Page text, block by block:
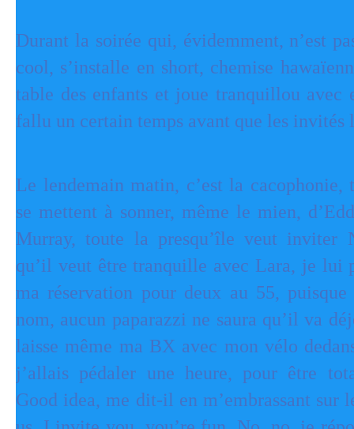
Durant la soirée qui, évidemment, n’est
cool, s’installe en short, chemise
table des enfants et joue tranquillou avec
fallu un certain temps avant que les invités
Le lendemain matin, c’est la cacophonie,
se mettent à sonner, même le mien,
Murray, toute la presqu’île veut inviter
qu’il veut être tranquille avec Lara, je lui
ma réservation pour deux au 55,
nom, aucun paparazzi ne saura qu’il va
laisse même ma BX avec mon vélo
j’allais pédaler une heure, pour être
Good idea, me dit-il en m’embrassant sur